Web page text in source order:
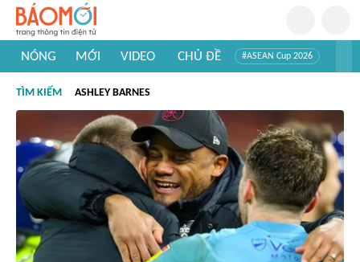
NÓNG MỚI VIDEO CHỦ ĐỀ #ASEAN Cup 2026
#Khám phá thế giới
TÌM KIẾM ASHLEY BARNES